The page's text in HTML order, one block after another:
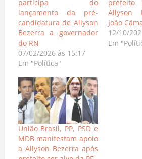
participa do
lançamento da pré-
candidatura de Allyson
Bezerra a governador
do RN
07/02/2026 às 15:17
Em "Política"
prefeito
Allyson
João
12/10/
Em
União Brasil, PP, PSD e
MDB manifestam apoio
a Allyson Bezerra após